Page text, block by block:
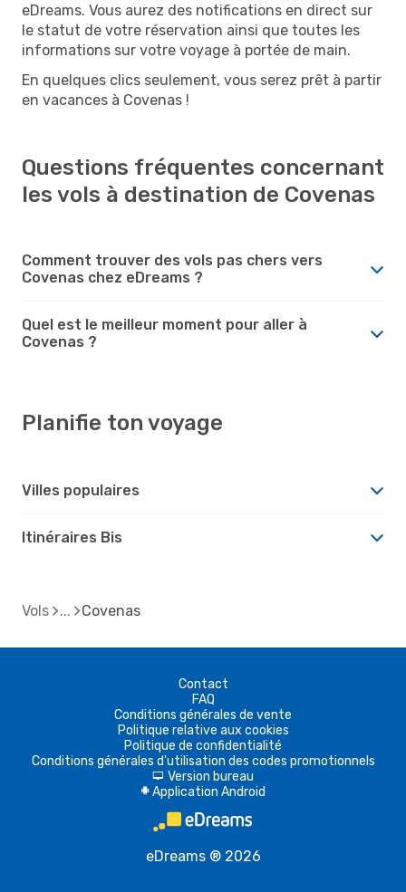
eDreams. Vous aurez des notifications en direct sur
le statut de votre réservation ainsi que toutes les
informations sur votre voyage à portée de main.
En quelques clics seulement, vous serez prêt à partir
en vacances à Covenas !
Questions fréquentes concernant
les vols à destination de Covenas
Comment trouver des vols pas chers vers
Covenas chez eDreams ?
Quel est le meilleur moment pour aller à
Covenas ?
Planifie ton voyage
Villes populaires
Itinéraires Bis
Vols Covenas
Contact
FAQ
Conditions générales de vente
Politique relative aux cookies
Politique de confidentialité
Conditions générales d'utilisation des codes promotionnels
d Version bureau
A Application Android
eDreams ® 2026